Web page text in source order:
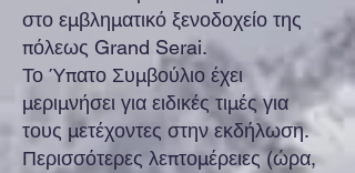
στο εμβληματικό ξενοδοχείο της
πόλεως Grand Serai.
Το Ύπατο Συμβούλιο έχει
μεριμνήσει για ειδικές τιμές για
τους μετέχοντες στην εκδήλωση.
Περισσότερες λεπτομέρειες (ώρα,